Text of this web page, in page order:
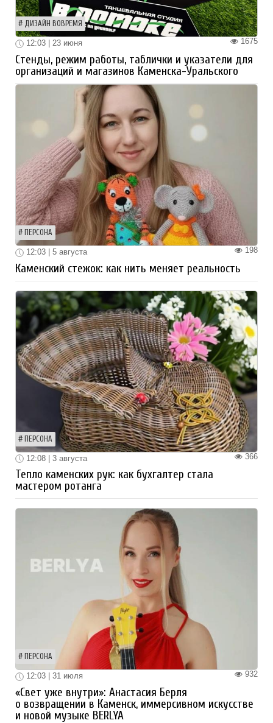
ДИЗАЙН ВОВРЕМЯ
1675
12:03 | 23 июня
Стенды, режим работы, таблички и указатели для
организаций и магазинов Каменска-Уральского
ПЕРСОНА
198
12:03 | 5 августа
Каменский стежок: как нить меняет реальность
ПЕРСОНА
366
12:08 | 3 августа
Тепло каменских рук: как бухгалтер стала
мастером ротанга
ПЕРСОНА
932
12:03 | 31 июля
«Свет уже внутри»: Анастасия Берля
о возвращении в Каменск, иммерсивном искусстве
и новой музыке BERLYA